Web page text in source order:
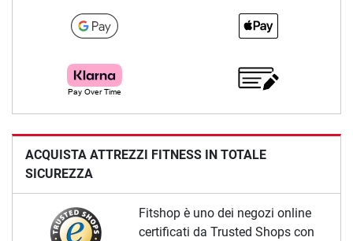
ACQUISTA ATTREZZI FITNESS IN TOTALE
SICUREZZA
Fitshop è uno dei negozi online
certificati da Trusted Shops con